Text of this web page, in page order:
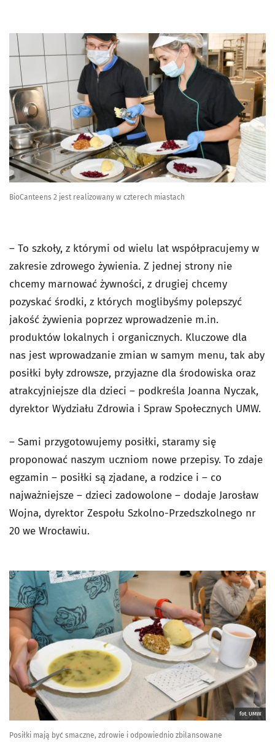
BioCanteens 2 jest realizowany w czterech miastach
– To szkoły, z którymi od wielu lat współpracujemy w
zakresie zdrowego żywienia. Z jednej strony nie
chcemy marnować żywności, z drugiej chcemy
pozyskać środki, z których moglibyśmy polepszyć
jakość żywienia poprzez wprowadzenie m.in.
produktów lokalnych i organicznych. Kluczowe dla
nas jest wprowadzanie zmian w samym menu, tak aby
posiłki były zdrowsze, przyjazne dla środowiska oraz
atrakcyjniejsze dla dzieci – podkreśla Joanna Nyczak,
dyrektor Wydziału Zdrowia i Spraw Społecznych UMW.
– Sami przygotowujemy posiłki, staramy się
proponować naszym uczniom nowe przepisy. To zdaje
egzamin – posiłki są zjadane, a rodzice i – co
najważniejsze – dzieci zadowolone – dodaje Jarosław
Wojna, dyrektor Zespołu Szkolno-Przedszkolnego nr
20 we Wrocławiu.
fot. UMW
Posiłki mają być smaczne, zdrowie i odpowiednio zbilansowane